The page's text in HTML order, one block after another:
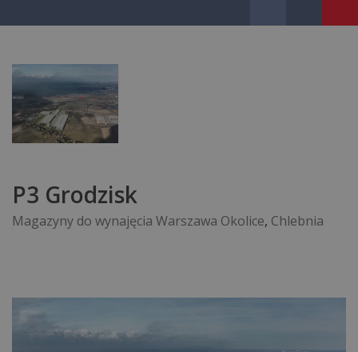
P3 Grodzisk
Magazyny do wynajęcia Warszawa Okolice, Chlebnia